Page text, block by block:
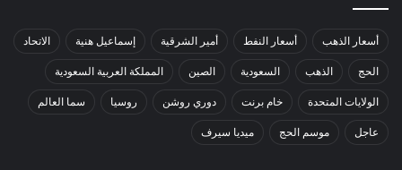
أسعار الذهب أسعار النفط أمير الشرقية إسماعيل هنية الاتحاد
الحج الذهب السعودية الصين المملكة العربية السعودية
الولايات المتحدة خام برنت دوري روشن روسيا سما العالم
عاجل موسم الحج ميديا سيرف